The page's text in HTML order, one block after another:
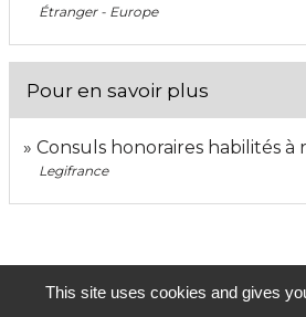
Étranger - Europe
Pour en savoir plus
Consuls honoraires habilités
Legifrance
This site uses cookies and gives